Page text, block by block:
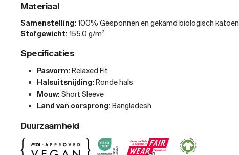
Materiaal
Samenstelling: 100% Gesponnen en gekamd biologisch katoen
Stofgewicht: 155.0 g/m²
Specificaties
Pasvorm: Relaxed Fit
Halsuitsnijding: Ronde hals
Mouw: Short Sleeve
Land van oorsprong: Bangladesh
Duurzaamheid